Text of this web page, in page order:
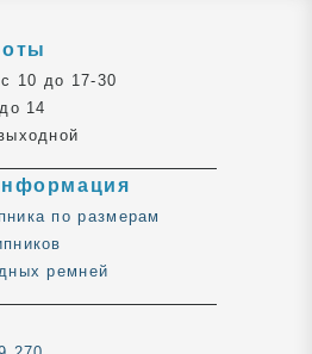
10 до 17-30
14
по размерам
ремней